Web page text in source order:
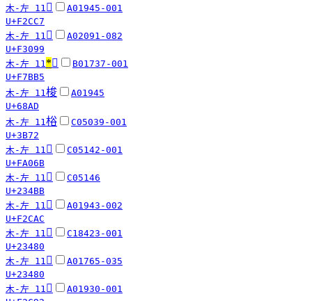
木-左 11 󲳇
A01945-001
U+F2CC7
木-左 11 󳂙
A02091-082
U+F3099
木-左 11 *󷮵
B01737-001
U+F7BB5
木-左 11 梭
A01945
U+68AD
木-左 11 㭲
C05039-001
U+3B72
木-左 11 󺁫
C05142-001
U+FA06B
木-左 11 𣒻
C05146
U+234BB
木-左 11 󲲬
A01943-002
U+F2CAC
木-左 11 𣒀
C18423-001
U+23480
木-左 11 𣒀
A01765-035
U+23480
木-左 11 󲲒
A01930-001